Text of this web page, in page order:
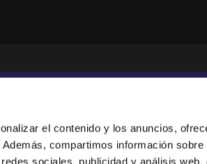
el contenido y los anuncios,
compartimos información sobre
sociales, publicidad y análisis web,